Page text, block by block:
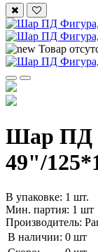
Товар
Шар ПД
49"/
В упаковке: 1 шт.
Мин. партия: 1 шт
Производитель:
В наличии: 0 шт